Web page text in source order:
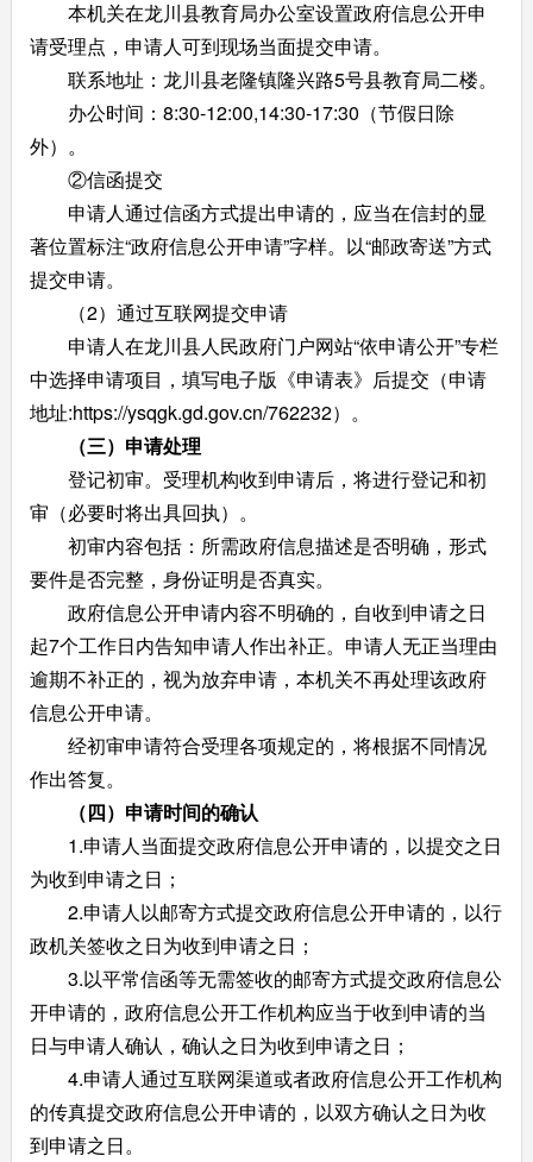
本机关在龙川县教育局办公室设置政府信息公开申
请受理点，申请人可到现场当面提交申请。
联系地址：龙川县老隆镇隆兴路5号县教育局二楼。
办公时间：8:30-12:00,14:30-17:30（节假日除
外）。
②信函提交
申请人通过信函方式提出申请的，应当在信封的显
著位置标注“政府信息公开申请”字样。以“邮政寄送”方式
提交申请。
（2）通过互联网提交申请
申请人在龙川县人民政府门户网站“依申请公开”专栏
中选择申请项目，填写电子版《申请表》后提交（申请
地址:https://ysqgk.gd.gov.cn/762232）。
（三）申请处理
登记初审。受理机构收到申请后，将进行登记和初
审（必要时将出具回执）。
初审内容包括：所需政府信息描述是否明确，形式
要件是否完整，身份证明是否真实。
政府信息公开申请内容不明确的，自收到申请之日
起7个工作日内告知申请人作出补正。申请人无正当理由
逾期不补正的，视为放弃申请，本机关不再处理该政府
信息公开申请。
经初审申请符合受理各项规定的，将根据不同情况
作出答复。
（四）申请时间的确认
1.申请人当面提交政府信息公开申请的，以提交之日
为收到申请之日；
2.申请人以邮寄方式提交政府信息公开申请的，以行
政机关签收之日为收到申请之日；
3.以平常信函等无需签收的邮寄方式提交政府信息公
开申请的，政府信息公开工作机构应当于收到申请的当
日与申请人确认，确认之日为收到申请之日；
4.申请人通过互联网渠道或者政府信息公开工作机构
的传真提交政府信息公开申请的，以双方确认之日为收
到申请之日。